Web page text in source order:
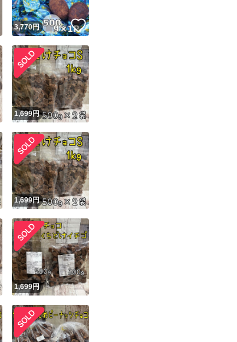
いいね！
3,770円 いいね！
1,699円
1,699円
1,699円